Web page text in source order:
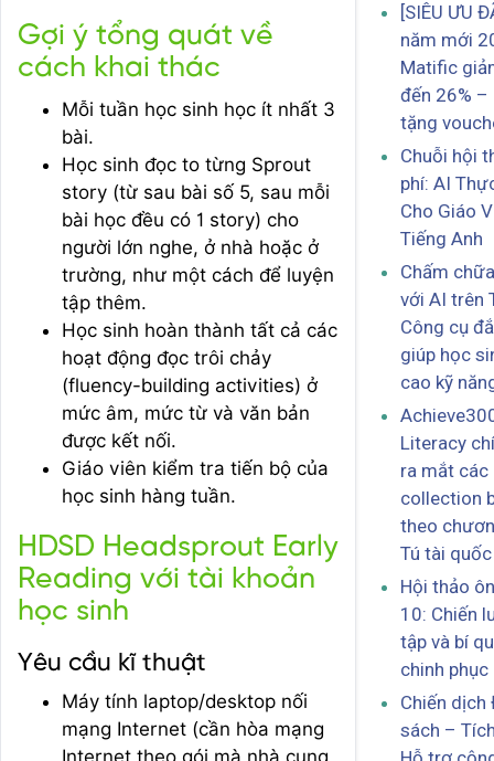
Gợi ý tổng quát về
cách khai thác
Mỗi tuần học sinh học ít nhất 3
bài.
Học sinh đọc to từng Sprout
story (từ sau bài số 5, sau mỗi
bài học đều có 1 story) cho
người lớn nghe, ở nhà hoặc ở
trường, như một cách để luyện
tập thêm.
Học sinh hoàn thành tất cả các
hoạt động đọc trôi chảy
(fluency-building activities) ở
mức âm, mức từ và văn bản
được kết nối.
Giáo viên kiểm tra tiến bộ của
học sinh hàng tuần.
HDSD Headsprout Early
Reading với tài khoản
học sinh
Yêu cầu kĩ thuật
Máy tính laptop/desktop nối
mạng Internet (cần hòa mạng
Internet theo gói mà nhà cung
[SIÊU ƯU
năm mới
Matific
đến 26% –
tặng
Chuỗi hội
phí: AI
Cho Giáo
Tiếng Anh
Chấm
với AI trên
Công cụ
giúp học
cao kỹ
Literacy
ra mắt các
collection
theo
Tú tài
Hội thảo
10: Chiến
tập và bí
chinh phục
Chiến dịch
sách –